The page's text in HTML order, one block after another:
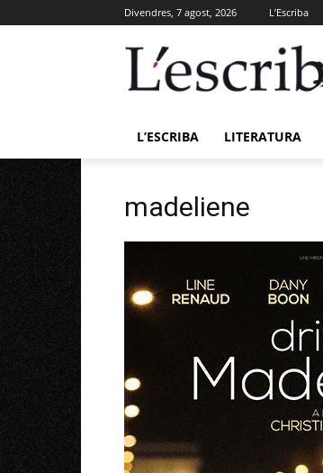
Divendres, 7 agost, 2026 L’Escriba
L’ESCRIBA LITERATURA
madeliene